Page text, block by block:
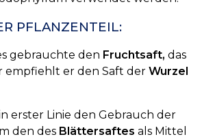
PFLANZENTEIL:
gebrauchte den Fruchtsaft, das
empfiehlt er den Saft der Wurzel
erster Linie den Gebrauch der
den des Blättersaftes als Mittel